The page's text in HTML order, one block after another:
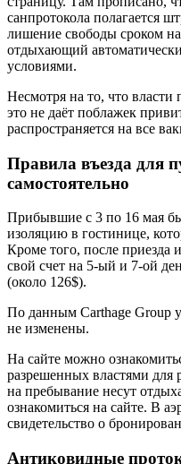
санпротокола полагается
лишение свободы сроком
отдыхающий
условиями.
Несмотря на то, что
это не даёт поблажек
распространяется на все
Правила въезда для
самостоятельно
Прибывшие с 3 по 16 мая
изоляцию в гостинице,
Кроме того, после приезда
свой счет на 5-ый и 7-ой
(около 126$).
По данным Carthage Group
не изменены.
На сайте можно
разрешенных властями для
на пребывание несут
ознакомиться на сайте. В
свидетельство о
Антиковидные